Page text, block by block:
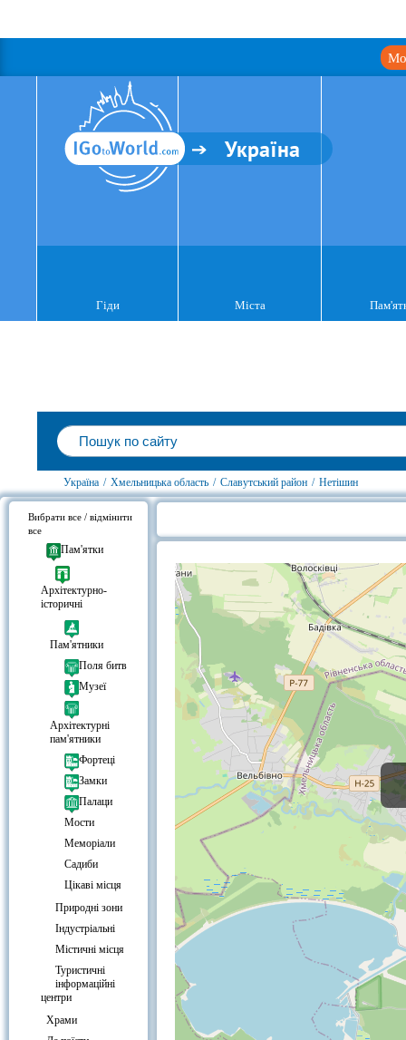
Україна
Гіди Міста
Україна / Хмельницька область / Славутський район / Нетішин
Вибрати все / відмінити
все
Пам'ятки
Архітектурно-
історичні
Пам'ятники
Поля битв
Музеї
Архітектурні
пам'ятники
Фортеці
Замки
Палаци
Мости
Меморіали
Садиби
Цікаві місця
Природні зони
Індустріальні
Містичні місця
Туристичні
інформаційні
центри
Храми